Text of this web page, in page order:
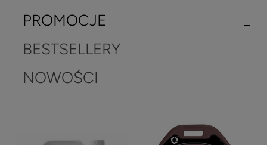
PROMOCJE
NOWOŚCI
BESTSELLERY